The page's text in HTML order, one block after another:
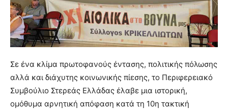
Σε ένα κλίμα πρωτοφανούς έντασης, πολιτικής πόλωσης
αλλά και διάχυτης κοινωνικής πίεσης, το Περιφερειακό
Συμβούλιο Στερεάς Ελλάδας έλαβε μια ιστορική,
ομόθυμα αρνητική απόφαση κατά τη 10η τακτική